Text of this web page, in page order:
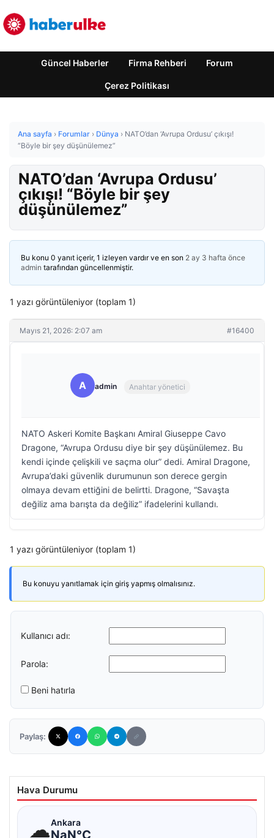
Güncel Haberler Firma Rehberi Forum
Çerez Politikası
Ana sayfa › Forumlar › Dünya › NATO’dan ‘Avrupa Ordusu’ çıkışı!
“Böyle bir şey düşünülemez”
NATO’dan ‘Avrupa Ordusu’
çıkışı! “Böyle bir şey
düşünülemez”
Bu konu 0 yanıt içerir, 1 izleyen vardır ve en son 2 ay 3 hafta önce
admin tarafından güncellenmiştir.
1 yazı görüntüleniyor (toplam 1)
Mayıs 21, 2026: 2:07 am #16400
A admin Anahtar yönetici
NATO Askeri Komite Başkanı Amiral Giuseppe Cavo
Dragone, “Avrupa Ordusu diye bir şey düşünülemez. Bu
kendi içinde çelişkili ve saçma olur” dedi. Amiral Dragone,
Avrupa’daki güvenlik durumunun son derece gergin
olmaya devam ettiğini de belirtti. Dragone, “Savaşta
değiliz ama barışta da değiliz” ifadelerini kullandı.
1 yazı görüntüleniyor (toplam 1)
Bu konuyu yanıtlamak için giriş yapmış olmalısınız.
Kullanıcı adı:
Parola:
Beni hatırla
Paylaş:
Hava Durumu
☁Ankara
NaN°C